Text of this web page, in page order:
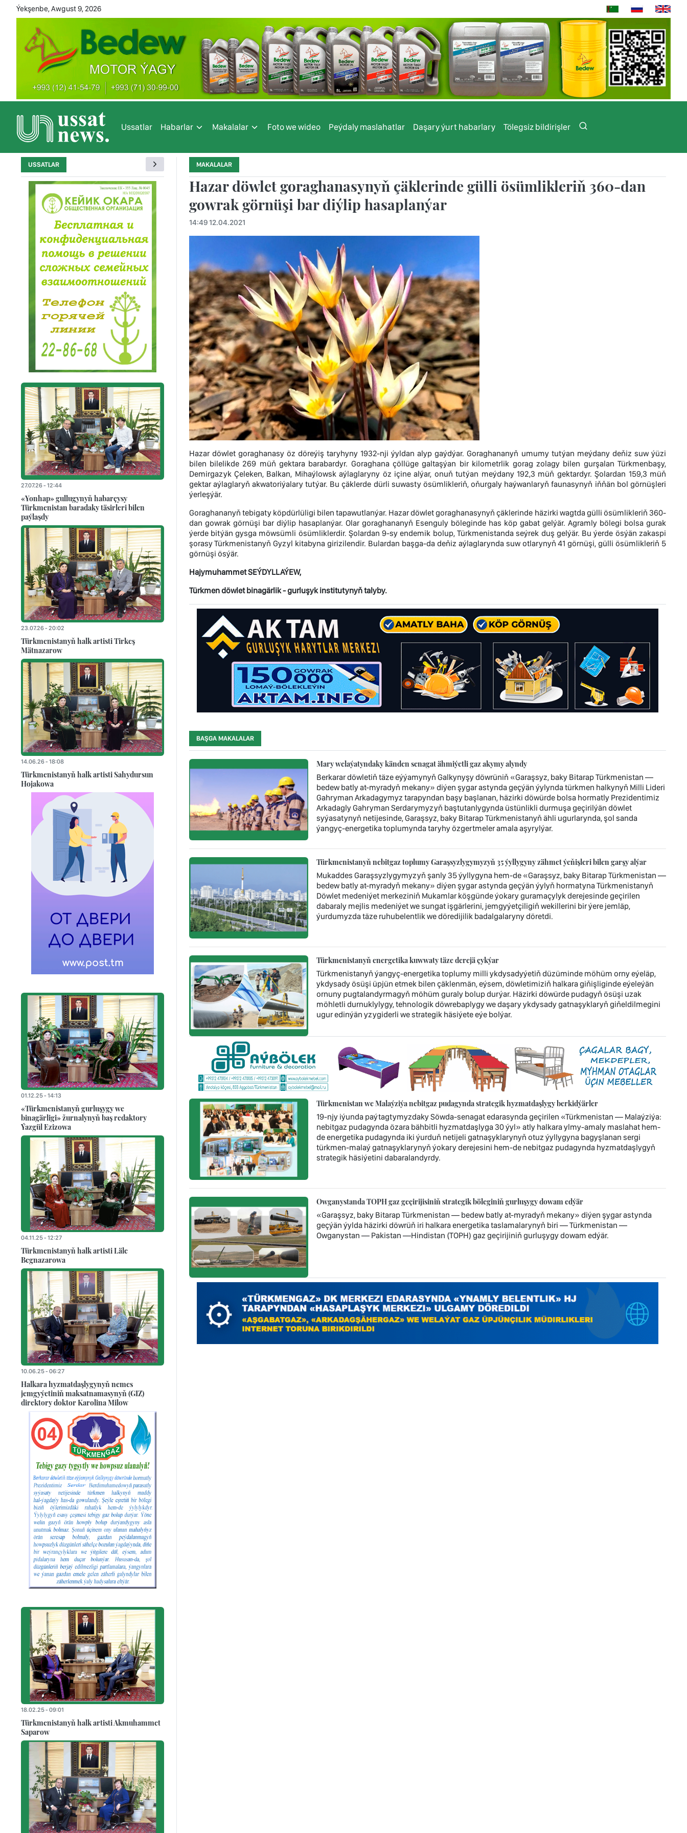
Ýekşenbe, Awgust 9, 2026
Ussatlar Habarlar Makalalar Foto we wideo Peýdaly maslahatlar Daşary ýurt habarlary Tölegsiz bildirişler
MAKALALAR
Hazar döwlet goraghanasynyň çäklerinde gülli ösümlikleriň 360-dan
gowrak görnüşi bar diýlip hasaplanýar
14:49 12.04.2021
Hazar döwlet goraghanasy öz döreýiş taryhyny 1932-nji ýyldan alyp gaýdýar. Goraghananyň umumy tutýan meýdany deňiz suw ýüzi
bilen bilelikde 269 müň gektara barabardyr. Goraghana çöllüge galtaşýan bir kilometrlik gorag zolagy bilen gurşalan Türkmenbaşy,
Demirgazyk Çeleken, Balkan, Mihaýlowsk aýlaglaryny öz içine alýar, onuň tutýan meýdany 192,3 müň gektardyr. Şolardan 159,3 müň
gektar aýlaglaryň akwatoriýalary tutýar. Bu çäklerde dürli suwasty ösümlikleriň, oňurgaly haýwanlaryň faunasynyň iňňän bol görnüşleri
ýerleşýär.
Goraghananyň tebigaty köpdürlüligi bilen tapawutlanýar. Hazar döwlet goraghanasynyň çäklerinde häzirki wagtda gülli ösümlikleriň 360-
dan gowrak görnüşi bar diýlip hasaplanýar. Olar goraghananyň Esenguly böleginde has köp gabat gelýär. Agramly bölegi bolsa gurak
ýerde bitýän gysga möwsümli ösümliklerdir. Şolardan 9-sy endemik bolup, Türkmenistanda seýrek duş gelýär. Bu ýerde ösýän zakaspi
şorasy Türkmenistanyň Gyzyl kitabyna girizilendir. Bulardan başga-da deňiz aýlaglarynda suw otlarynyň 41 görnüşi, gülli ösümlikleriň 5
görnüşi ösýär.
Hajymuhammet SEÝDYLLAÝEW,
Türkmen döwlet binagärlik - gurluşyk institutynyň talyby.
BAŞGA MAKALALAR
Mary welaýatyndaky känden senagat ähmiýetli gaz akymy alyndy
Berkarar döwletiň täze eýýamynyň Galkynyşy döwrüniň «Garaşsyz, baky Bitarap Türkmenistan —
bedew batly at-myradyň mekany» diýen şygar astynda geçýän ýylynda türkmen halkynyň Milli Lideri
Gahryman Arkadagymyz tarapyndan başy başlanan, häzirki döwürde bolsa hormatly Prezidentimiz
Arkadagly Gahryman Serdarymyzyň baştutanlygynda üstünlikli durmuşa geçirilýän döwlet
syýasatynyň netijesinde, Garaşsyz, baky Bitarap Türkmenistanyň ähli ugurlarynda, şol sanda
ýangyç-energetika toplumynda taryhy özgertmeler amala aşyrylýar.
Türkmenistanyň nebitgaz toplumy Garaşsyzlygymyzyň 35 ýyllygyny zähmet ýeňişleri bilen garşy alýar
Mukaddes Garaşsyzlygymyzyň şanly 35 ýyllygyna hem-de «Garaşsyz, baky Bitarap Türkmenistan —
bedew batly at-myradyň mekany» diýen şygar astynda geçýän ýylyň hormatyna Türkmenistanyň
Döwlet medeniýet merkeziniň Mukamlar köşgünde ýokary guramaçylyk derejesinde geçirilen
dabaraly mejlis medeniýet we sungat işgärlerini, jemgyýetçiligiň wekillerini bir ýere jemläp,
ýurdumyzda täze ruhubelentlik we döredijilik badalgalaryny döretdi.
Türkmenistanyň energetika kuwwaty täze derejä çykýar
Türkmenistanyň ýangyç-energetika toplumy milli ykdysadyýetiň düzüminde möhüm orny eýeläp,
ykdysady ösüşi üpjün etmek bilen çäklenmän, eýsem, döwletimiziň halkara giňişliginde eýeleýän
ornuny pugtalandyrmagyň möhüm guraly bolup durýar. Häzirki döwürde pudagyň ösüşi uzak
möhletli durnuklylygy, tehnologik döwrebaplygy we daşary ykdysady gatnaşyklaryň giňeldilmegini
ugur edinýän yzygiderli we strategik häsiýete eýe bolýar.
Türkmenistan we Malaýziýa nebitgaz pudagynda strategik hyzmatdaşlygy berkidýärler
19-njy iýunda paýtagtymyzdaky Söwda-senagat edarasynda geçirilen «Türkmenistan — Malaýziýa:
nebitgaz pudagynda özara bähbitli hyzmatdaşlyga 30 ýyl» atly halkara ylmy-amaly maslahat hem-
de energetika pudagynda iki ýurduň netijeli gatnaşyklarynyň otuz ýyllygyna bagyşlanan sergi
türkmen-malaý gatnaşyklarynyň ýokary derejesini hem-de nebitgaz pudagynda hyzmatdaşlygyň
strategik häsiýetini dabaralandyrdy.
Owganystanda TOPH gaz geçirijisiniň strategik böleginiň gurluşygy dowam edýär
«Garaşsyz, baky Bitarap Türkmenistan — bedew batly at-myradyň mekany» diýen şygar astynda
geçýän ýylda häzirki döwrüň iri halkara energetika taslamalarynyň biri — Türkmenistan —
Owganystan — Pakistan —Hindistan (TOPH) gaz geçirijiniň gurluşygy dowam edýär.
USSATLAR
27.07.26 - 12:44
«Yonhap» gullugynyň habarçysy
Türkmenistan baradaky täsirleri bilen
paýlaşdy
23.07.26 - 20:02
Türkmenistanyň halk artisti Tirkeş
Mätnazarow
14.06.26 - 18:08
Türkmenistanyň halk artisti Sahydursun
Hojakowa
01.12.25 - 14:13
«Türkmenistanyň gurluşygy we
binagärligi» žurnalynyň baş redaktory
Ýazgül Ezizowa
04.11.25 - 12:27
Türkmenistanyň halk artisti Läle
Begnazarowa
10.06.25 - 06:27
Halkara hyzmatdaşlygynyň nemes
jemgyýetiniň maksatnamasynyň (GIZ)
direktory doktor Karolina Milow
18.02.25 - 09:01
Türkmenistanyň halk artisti Akmuhammet
Saparow